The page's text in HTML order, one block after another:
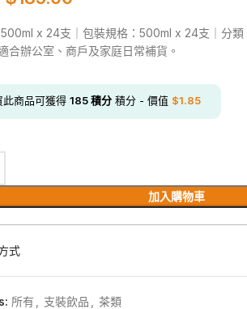
x 24支｜包裝規格：500ml x 24支｜分類
合辦公室、商戶及家庭日常補貨。
此商品可獲得 185積分 積分 - 價值 $1.85
加入購物車
式
所有 支裝飲品
茶類